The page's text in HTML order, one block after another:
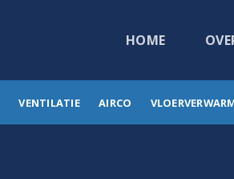
HOME
VENTILATIE AIRCO